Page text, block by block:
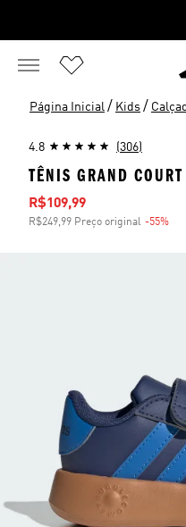
Página Inicial / Kids /
4.8 (306)
TÊNIS GRAND
Preço com desconto
R$109,99
R$249,99 Preço original -55%